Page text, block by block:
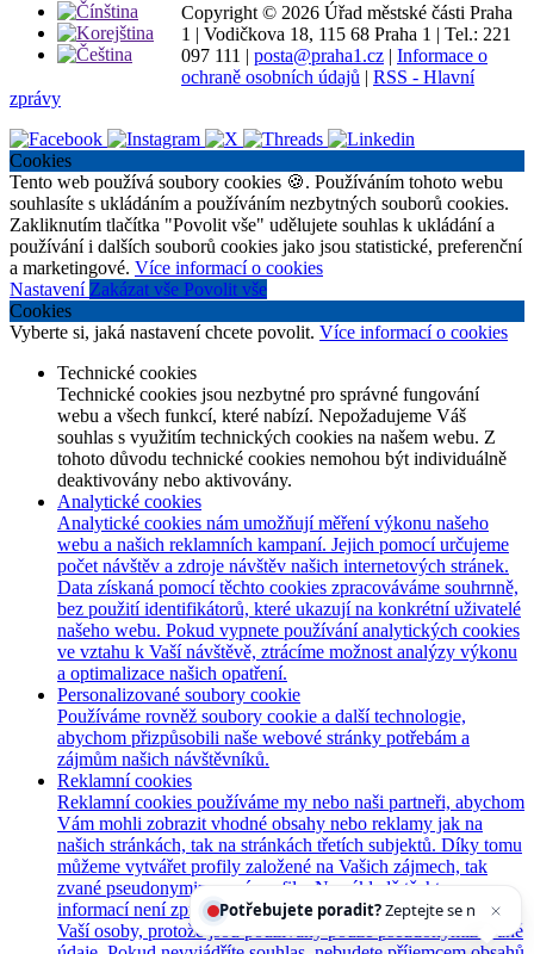
Copyright © 2026 Úřad městské části Praha
1 | Vodičkova 18, 115 68 Praha 1 | Tel.: 221
097 111 | posta@praha1.cz | Informace o
ochraně osobních údajů | RSS - Hlavní
zprávy
Cookies
Tento web používá soubory cookies 🍪. Používáním tohoto webu
souhlasíte s ukládáním a používáním nezbytných souborů cookies.
Zakliknutím tlačítka "Povolit vše" udělujete souhlas k ukládání a
používání i dalších souborů cookies jako jsou statistické, preferenční
a marketingové. Více informací o cookies
Nastavení Zakázat vše Povolit vše
Cookies
Vyberte si, jaká nastavení chcete povolit. Více informací o cookies
Technické cookies
Technické cookies jsou nezbytné pro správné fungování
webu a všech funkcí, které nabízí. Nepožadujeme Váš
souhlas s využitím technických cookies na našem webu. Z
tohoto důvodu technické cookies nemohou být individuálně
deaktivovány nebo aktivovány.
Analytické cookies
Analytické cookies nám umožňují měření výkonu našeho
webu a našich reklamních kampaní. Jejich pomocí určujeme
počet návštěv a zdroje návštěv našich internetových stránek.
Data získaná pomocí těchto cookies zpracováváme souhrnně,
bez použití identifikátorů, které ukazují na konkrétní uživatelé
našeho webu. Pokud vypnete používání analytických cookies
ve vztahu k Vaší návštěvě, ztrácíme možnost analýzy výkonu
a optimalizace našich opatření.
Personalizované soubory cookie
Používáme rovněž soubory cookie a další technologie,
abychom přizpůsobili naše webové stránky potřebám a
zájmům našich návštěvníků.
Reklamní cookies
Reklamní cookies používáme my nebo naši partneři, abychom
Vám mohli zobrazit vhodné obsahy nebo reklamy jak na
našich stránkách, tak na stránkách třetích subjektů. Díky tomu
můžeme vytvářet profily založené na Vašich zájmech, tak
zvané pseudonymizované profily. Na základě těchto
informací není zpravidla možná bezprostřední identifikace
Vaší osoby, protože jsou používány pouze pseudonymizované
Potřebujete poradit?Zeptejte se našeho asistentaCh